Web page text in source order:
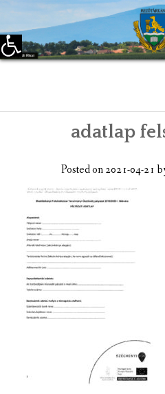
Eszköztár megnyitása
TELEPÜLÉSÜNKRŐL
LÁTNIVALÓK
KAPCSOLAT
ÖNKORMÁNYZAT
KÉPVISELŐ-TESTÜLET
NEMZETISÉGI
adatlap
Posted on2021-04-21